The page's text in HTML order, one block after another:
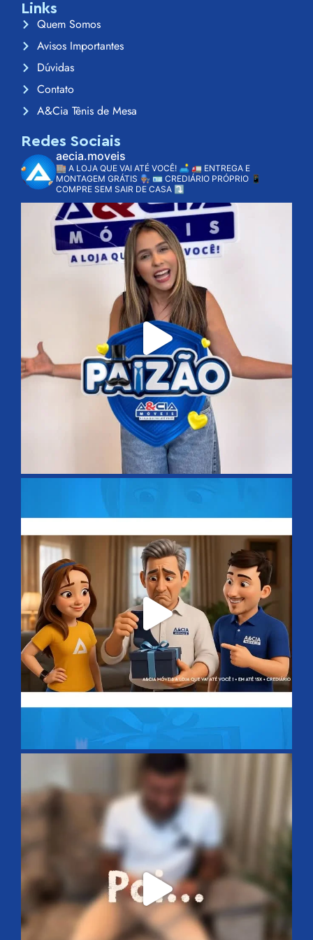
Links
Quem Somos
Avisos Importantes
Dúvidas
Contato
A&Cia Tênis de Mesa
Redes Sociais
aecia.moveis
🏬 A LOJA QUE VAI ATÉ VOCÊ! 🛋️ 🚛 ENTREGA E
MONTAGEM GRÁTIS 👨🏽‍🔧 🪪 CREDIÁRIO PRÓPRIO 📱
COMPRE SEM SAIR DE CASA ⤵️